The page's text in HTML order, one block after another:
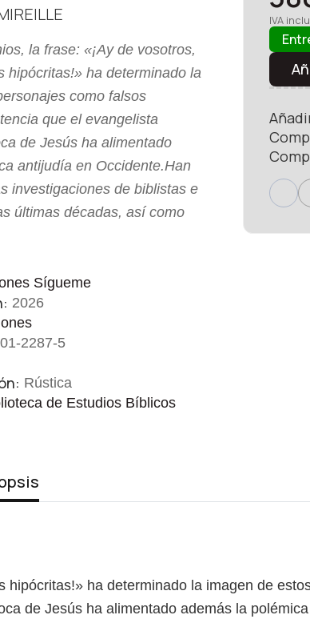
la frase: «¡Ay de vosotros,
hipócritas!» ha determinado la
como falsos
que el evangelista
de Jesús ha alimentado
antijudía en Occidente.Han
investigaciones de biblistas e
últimas décadas, así como
Sígueme
2026
2287-5
Rústica
de Estudios Bíblicos
IVA
ha determinado la imagen de
de Jesús ha alimentado además la